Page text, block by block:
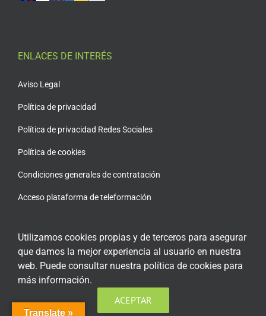
ENLACES DE INTERÉS
Aviso Legal
Política de privacidad
Política de privacidad Redes Sociales
Política de cookies
Condiciones generales de contratación
Acceso plataforma de teleformación
ENCUÉNTRANOS EN LAS REDES SOCIALES
Translate »
Utilizamos cookies propias y de terceros para asegurar
que damos la mejor experiencia al usuario en nuestra
web. Puede consultar nuestra política de cookies para
más información.
ACEPTAR